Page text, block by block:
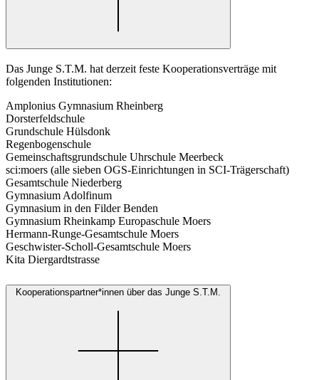
Das Junge S.T.M. hat derzeit feste Kooperationsverträge mit
folgenden Institutionen:
Amplonius Gymnasium Rheinberg
Dorsterfeldschule
Grundschule Hülsdonk
Regenbogenschule
Gemeinschaftsgrundschule Uhrschule Meerbeck
sci:moers (alle sieben OGS-Einrichtungen in SCI-Trägerschaft)
Gesamtschule Niederberg
Gymnasium Adolfinum
Gymnasium in den Filder Benden
Gymnasium Rheinkamp Europaschule Moers
Hermann-Runge-Gesamtschule Moers
Geschwister-Scholl-Gesamtschule Moers
Kita Diergardtstrasse
Kooperationspartner*innen über das Junge S.T.M.